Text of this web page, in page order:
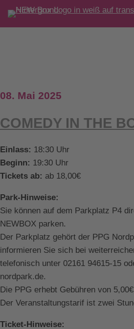
Direkt
zum
08. Mai 2025
COMEDY IN THE
Einlass: 18:30 Uhr
Beginn: 19:30 Uhr
Tickets ab: ab 18,00€
Park-Hinweise:
Sie können auf dem Parkplatz P4
NEWBOX parken.
Der Parkplatz gehört der PPG
informieren Sie sich bei
telefonisch unter 02161 94615-15
nordpark.de.
Die PPG erhebt Gebühren von
Der Veranstaltungstarif ist zwei
Ticket-Hinweise: